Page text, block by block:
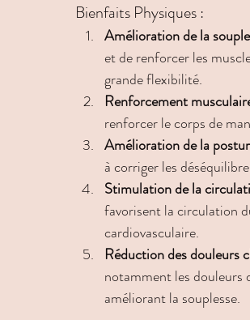
Bienfaits Physiques :
Amélioration de la
et de renforcer les
grande flexibilité.
Renforcement
renforcer le corps de
Amélioration de la
à corriger les
Stimulation de la
favorisent la circulation
cardiovasculaire.
Réduction des douleurs
notamment les douleurs
améliorant la souplesse.